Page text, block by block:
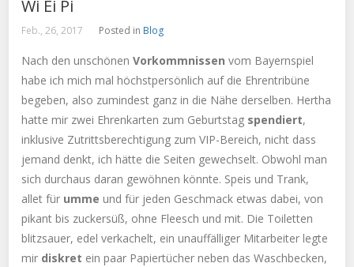
Wi Ei Pi
Feb., 26, 2017 Posted in Blog
Nach den unschönenVorkommnissenvom Bayernspiel
habe ich mich mal höchstpersönlich auf die Ehrentribüne
begeben, also zumindest ganz in die Nähe derselben. Hertha
hatte mir zwei Ehrenkarten zum Geburtstag spendiert,
inklusive Zutrittsberechtigung zum VIP-Bereich, nicht dass
jemand denkt, ich hätte die Seiten gewechselt. Obwohl man
sich durchaus daran gewöhnen könnte. Speis und Trank,
allet für ummeund für jeden Geschmack etwas dabei, von
pikant bis zuckersüß, ohne Fleesch und mit. Die Toiletten
blitzsauer, edel verkachelt, ein unauffälliger Mitarbeiter legte
mir diskret ein paar Papiertücher neben das Waschbecken,